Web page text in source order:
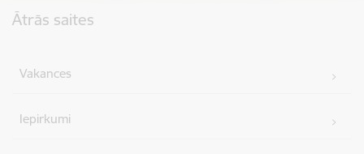
Ātrās saites
Vakances
Iepirkumi